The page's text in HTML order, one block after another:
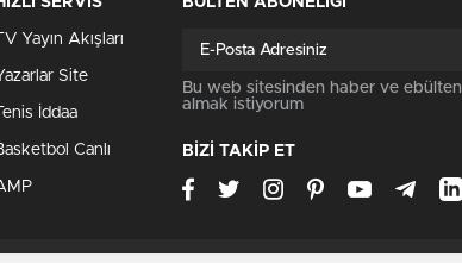
TV Yayın Akışları
Site
Tenis İddaa
Canlı
Bu web sitesinden haber ve ebülten
almak istiyorum
BİZİ TAKİP ET